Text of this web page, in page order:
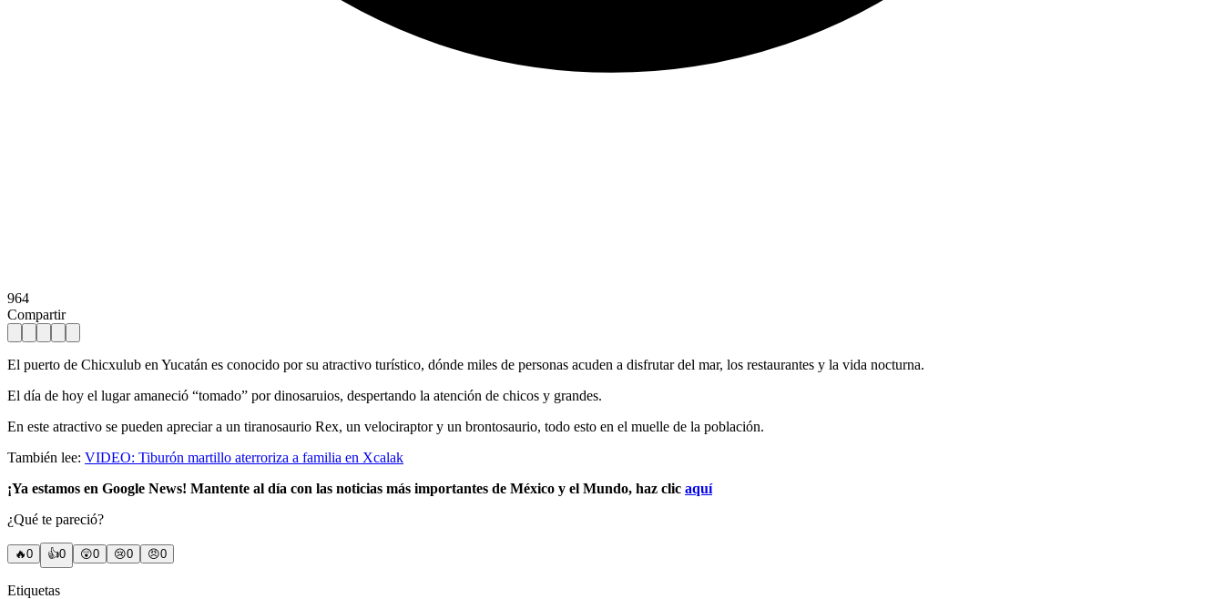
964
Compartir
El puerto de Chicxulub en Yucatán es conocido por su atractivo turístico, dónde miles de personas acuden a disfrutar del mar, los restaurantes y la vida nocturna.
El día de hoy el lugar amaneció “tomado” por dinosaruios, despertando la atención de chicos y grandes.
En este atractivo se pueden apreciar a un tiranosaurio Rex, un velociraptor y un brontosaurio, todo esto en el muelle de la población.
También lee: VIDEO: Tiburón martillo aterroriza a familia en Xcalak
¡Ya estamos en Google News! Mantente al día con las noticias más importantes de México y el Mundo, haz clic aquí
¿Qué te pareció?
🔥0 👍0 😲0 😢0 😠0
Etiquetas